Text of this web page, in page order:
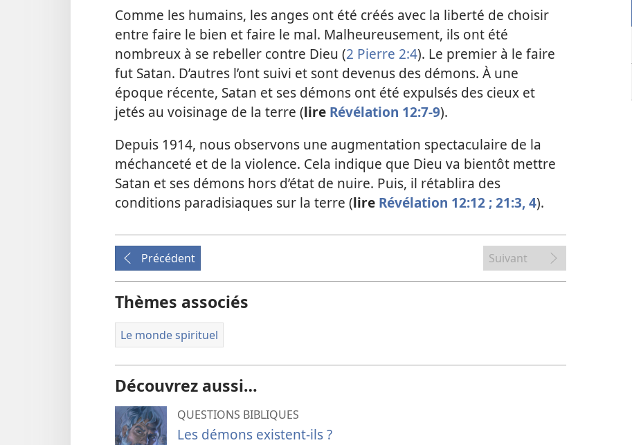
Comme les humains, les anges ont été créés avec la liberté de choisir
entre faire le bien et faire le mal. Malheureusement, ils ont été
nombreux à se rebeller contre Dieu (2 Pierre 2:4). Le premier à le faire
fut Satan. D’autres l’ont suivi et sont devenus des démons. À une
époque récente, Satan et ses démons ont été expulsés des cieux et
jetés au voisinage de la terre (lire Révélation 12:7-9).
Depuis 1914, nous observons une augmentation spectaculaire de la
méchanceté et de la violence. Cela indique que Dieu va bientôt mettre
Satan et ses démons hors d’état de nuire. Puis, il rétablira des
conditions paradisiaques sur la terre (lire Révélation 12:12 ;21:3, 4).
Précédent Suivant
Thèmes associés
Le monde spirituel
Découvrez aussi…
QUESTIONS BIBLIQUES
Les démons existent-ils ?